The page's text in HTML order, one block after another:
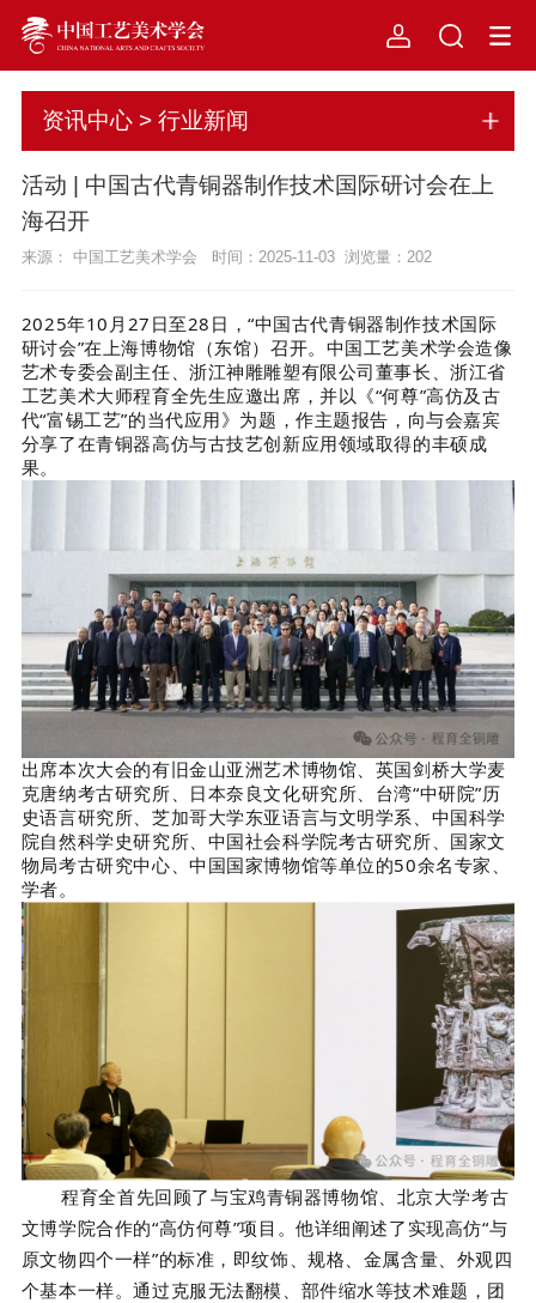
资讯中心 > 行业新闻
活动 | 中国古代青铜器制作技术国际研讨会在上
海召开
来源： 中国工艺美术学会 时间：2025-11-03 浏览量： 202
2025年10月27日至28日，“中国古代青铜器制作技术国际
研讨会”在上海博物馆（东馆）召开。中国工艺美术学会造像
艺术专委会副主任、浙江神雕雕塑有限公司董事长、浙江省
工艺美术大师程育全先生应邀出席，并以《“何尊”高仿及古
代“富锡工艺”的当代应用》为题，作主题报告，向与会嘉宾
分享了在青铜器高仿与古技艺创新应用领域取得的丰硕成
果。
出席本次大会的有旧金山亚洲艺术博物馆、英国剑桥大学麦
克唐纳考古研究所、日本奈良文化研究所、台湾“中研院”历
史语言研究所、芝加哥大学东亚语言与文明学系、中国科学
院自然科学史研究所、中国社会科学院考古研究所、国家文
物局考古研究中心、中国国家博物馆等单位的50余名专家、
学者。
程育全首先回顾了与宝鸡青铜器博物馆、北京大学考古
文博学院合作的“高仿何尊”项目。他详细阐述了实现高仿“与
原文物四个一样”的标准，即纹饰、规格、金属含量、外观四
个基本一样。通过克服无法翻模、部件缩水等技术难题，团